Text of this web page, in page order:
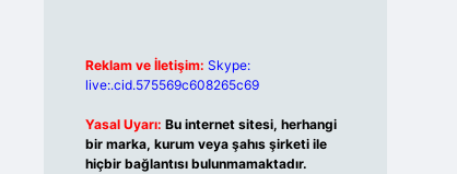
Reklam ve İletişim: Skype:
live:.cid.575569c608265c69
Yasal Uyarı: Bu internet sitesi, herhangi
bir marka, kurum veya şahıs şirketi ile
hiçbir bağlantısı bulunmamaktadır.